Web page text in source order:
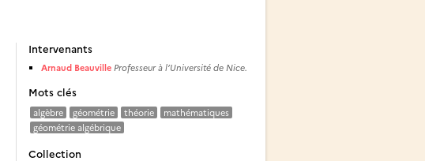
Intervenants
Arnaud Beauville Professeur à l’Université de Nice.
Mots clés
algèbre géométrie théorie
mathématiques
géométrie algébrique
Collection